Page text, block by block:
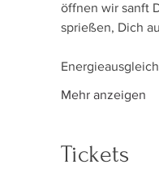
öffnen wir sanft
sprießen, Dich
Mehr anzeigen
Tickets